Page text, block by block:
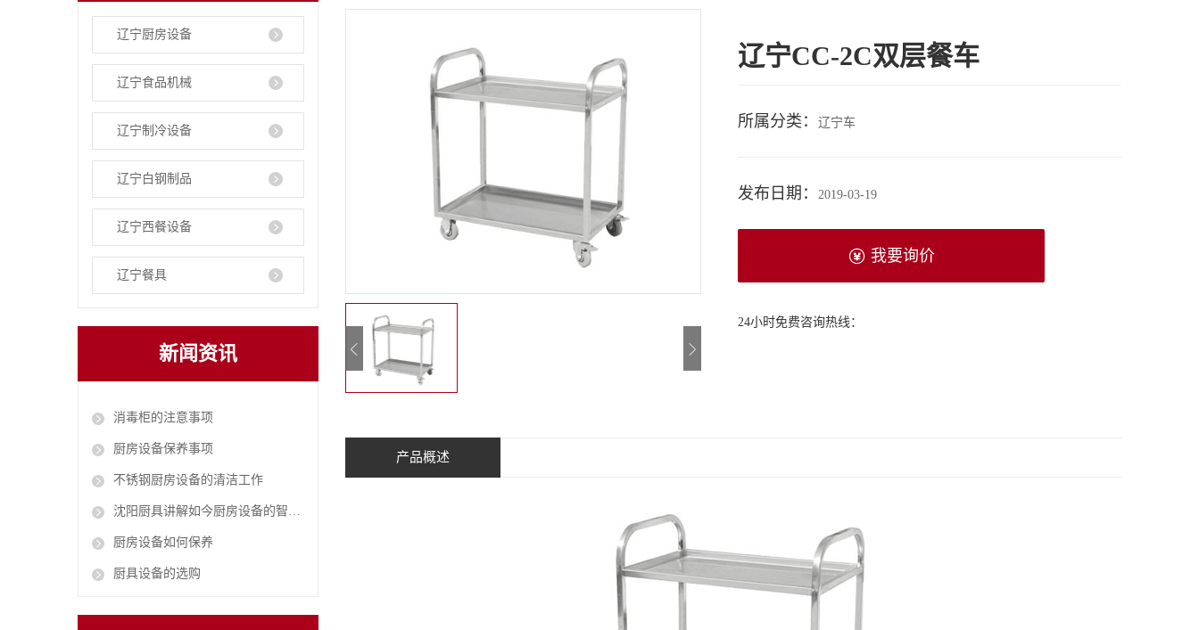
辽宁厨房设备
辽宁食品机械
辽宁制冷设备
辽宁白钢制品
辽宁西餐设备
辽宁餐具
新闻资讯
消毒柜的注意事项
厨房设备保养事项
不锈钢厨房设备的清洁工作
沈阳厨具讲解如今厨房设备的智能化
厨房设备如何保养
厨具设备的选购
辽宁CC-2C双层餐车
所属分类： 辽宁车
发布日期： 2019-03-19
我要询价
24小时免费咨询热线：
产品概述